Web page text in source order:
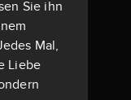
Sie ihn
Mal,
Liebe